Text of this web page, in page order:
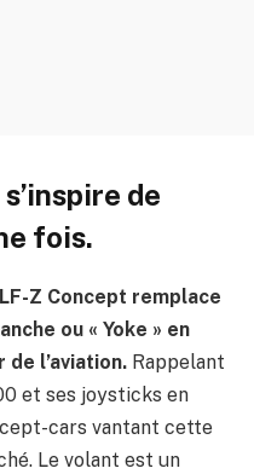
de
fois.
Z Concept remplace
ou « Yoke » en
de l’aviation. Rappelant
et ses joysticks en
cars vantant cette
Le volant est un